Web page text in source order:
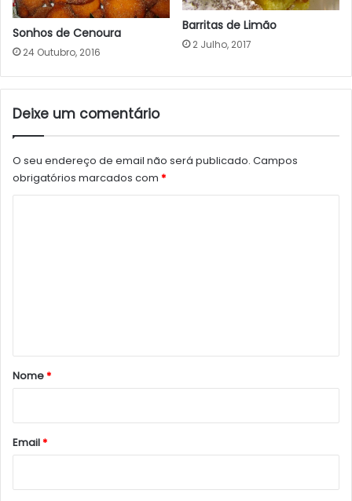
Sonhos de Cenoura
24 Outubro, 2016
Barritas de Limão
2 Julho, 2017
Deixe um comentário
O seu endereço de email não será publicado. Campos
obrigatórios marcados com *
r
*
Nome*
Email*